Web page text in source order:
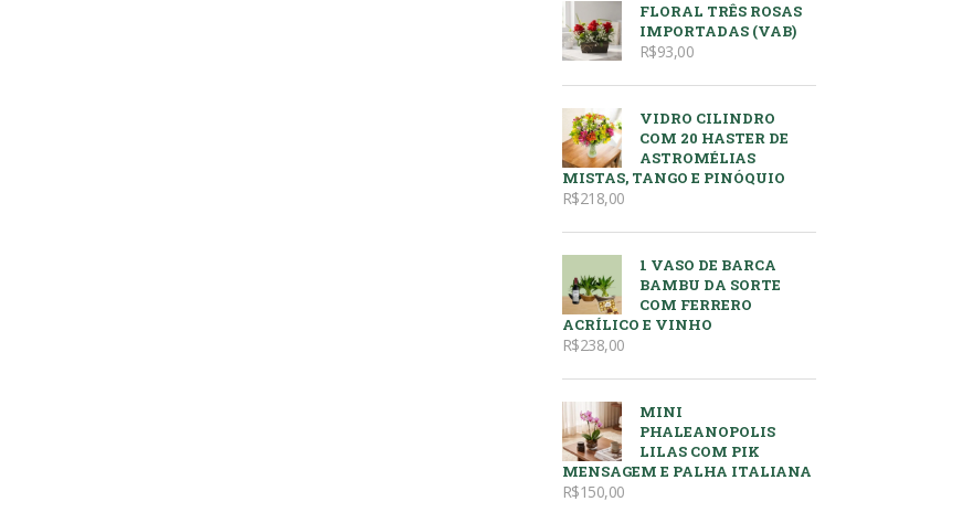
FLORAL TRÊS ROSAS
IMPORTADAS (VAB)
R$93,00
VIDRO CILINDRO
COM 20 HASTER DE
ASTROMÉLIAS
MISTAS, TANGO E PINÓQUIO
R$218,00
1 VASO DE BARCA
BAMBU DA SORTE
COM FERRERO
ACRÍLICO E VINHO
R$238,00
MINI
PHALEANOPOLIS
LILAS COM PIK
MENSAGEM E PALHA ITALIANA
R$150,00